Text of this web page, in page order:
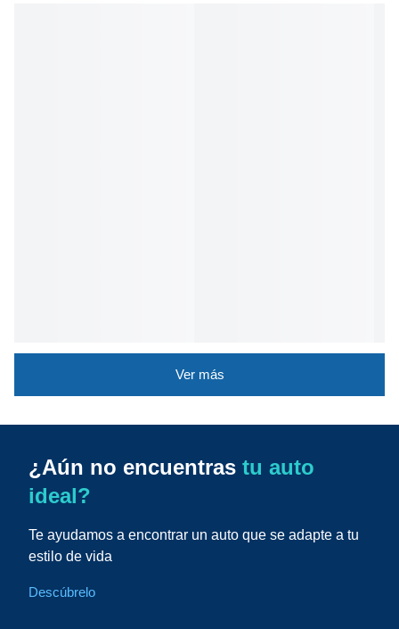
Ver más
¿Aún no encuentras tu auto
ideal?
Te ayudamos a encontrar un auto que se adapte a tu
estilo de vida
Descúbrelo